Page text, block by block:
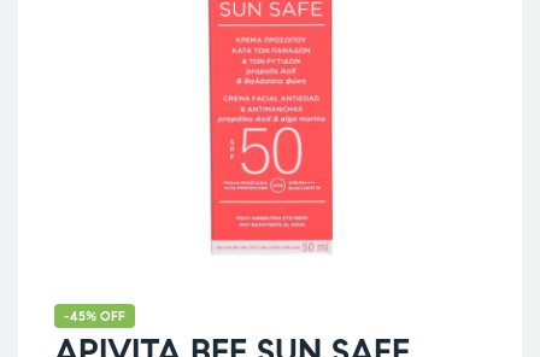
-45% OFF